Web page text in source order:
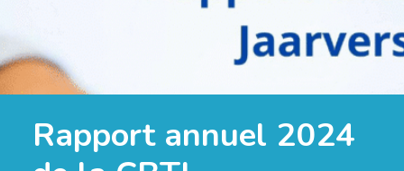
Rapport annuel 2024